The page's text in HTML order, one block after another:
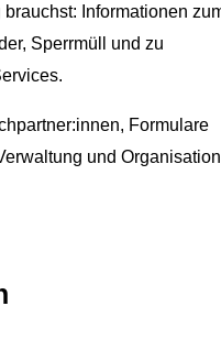
Informationen
Sperrmüll und zu
Formulare
und Organisation